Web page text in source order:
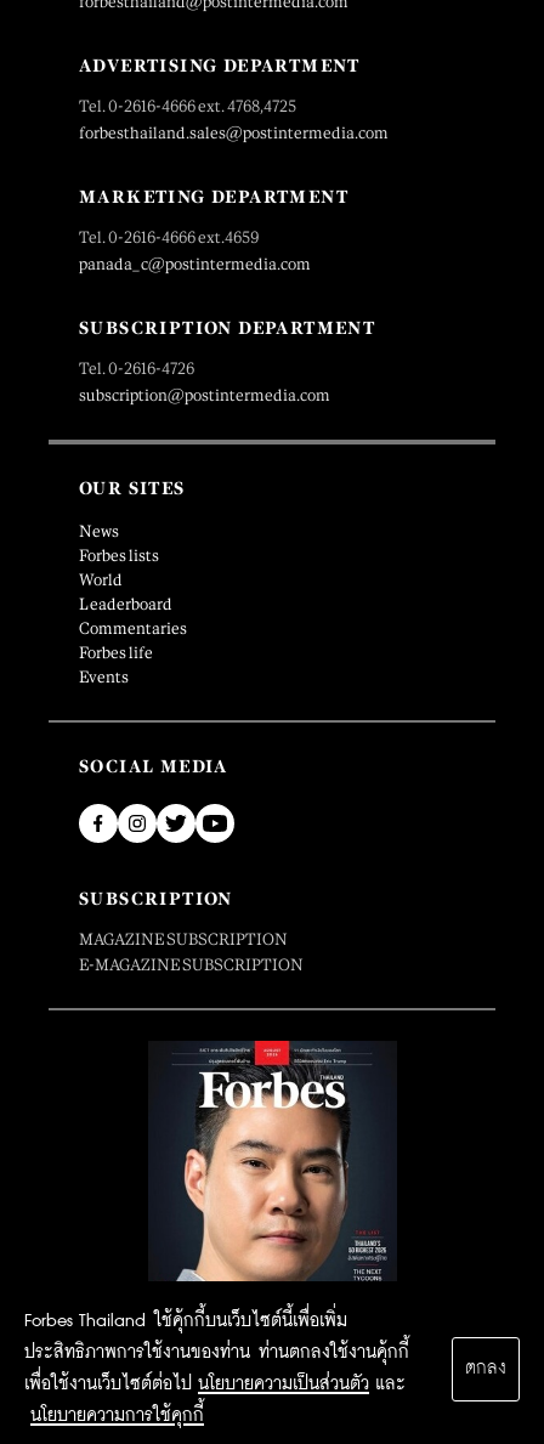
Forbes Thailand ใช้คุ้กกี้บนเว็บไซต์นี้เพื่อเพิ่ม
ประสิทธิภาพการใช้งานของท่าน ท่านตกลงใช้งานคุ้กกี้
เพื่อใช้งานเว็บไซต์ต่อไป นโยบายความเป็นส่วนตัว และ
นโยบายความการใช้คุกกี้
ตกลง
ADVERTISING DEPARTMENT
Tel. 0-2616-4666 ext. 4768,4725
forbesthailand.sales@postintermedia.com
MARKETING DEPARTMENT
Tel. 0-2616-4666 ext.4659
panada_c@postintermedia.com
SUBSCRIPTION DEPARTMENT
Tel. 0-2616-4726
subscription@postintermedia.com
OUR SITES
News
Forbes lists
World
Leaderboard
Commentaries
Forbes life
Events
SOCIAL MEDIA
SUBSCRIPTION
MAGAZINE SUBSCRIPTION
E-MAGAZINE SUBSCRIPTION
2015 Forbesthailand.com ALL RIGHTS RESERVED